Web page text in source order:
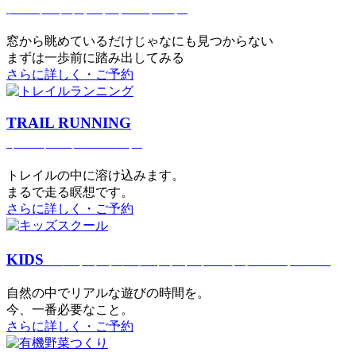
窓から眺めているだけじゃなにも見つからない
まずは一歩前に踏み出してみる
さらに詳しく・ご予約
TRAIL RUNNING
トレイルの中に溶け込みます。
まるで⾛る瞑想です。
さらに詳しく・ご予約
KIDS
⾃然の中でリアルな遊びの時間を。
今、⼀番必要なこと。
さらに詳しく・ご予約